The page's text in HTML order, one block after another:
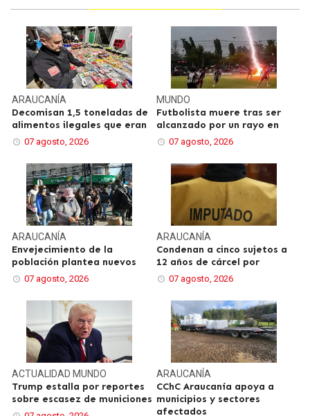
ARAUCANÍA
Decomisan 1,5 toneladas de
alimentos ilegales que eran
07 agosto, 2026
MUNDO
Futbolista muere tras ser
alcanzado por un rayo en
07 agosto, 2026
ARAUCANÍA
Envejecimiento de la
población plantea nuevos
07 agosto, 2026
ARAUCANÍA
Condenan a cinco sujetos a
12 años de cárcel por
07 agosto, 2026
ACTUALIDAD MUNDO
Trump estalla por reportes
sobre escasez de municiones
ARAUCANÍA
CChC Araucanía apoya a
municipios y sectores
afectados